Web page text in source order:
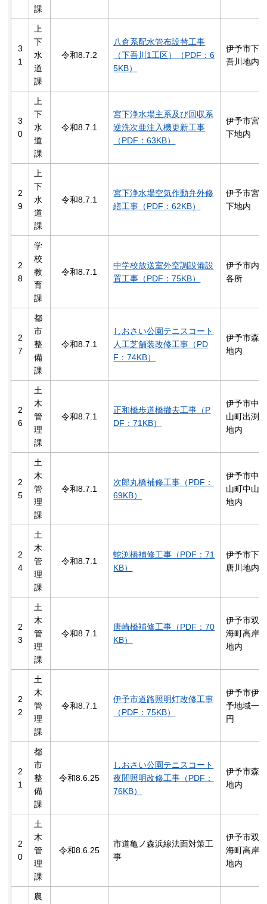
課
3
1
上
下
水
道
課
令和8.7.2
八倉系配水管布設替工事
（下吾川1工区）（PDF：6
5KB）
伊予市下
吾川地内
3
0
上
下
水
道
課
令和8.7.1
宮下浄水場主系及び回収系
逆洗次亜注入機更新工事
（PDF：63KB）
伊予市宮
下地内
2
9
上
下
水
道
課
令和8.7.1
宮下浄水場空気作動弁外修
繕工事（PDF：62KB）
伊予市宮
下地内
2
8
学
校
教
育
課
令和8.7.1
中学校放送室外空調設備設
置工事（PDF：75KB）
伊予市内
各所
2
7
都
市
整
備
課
令和8.7.1
しおさい公園テニスコート
人工芝舗装改修工事（PD
F：74KB）
伊予市森
地内
2
6
土
木
管
理
課
令和8.7.1
正和橋歩道橋撤去工事（P
DF：71KB）
伊予市中
山町出渕
地内
2
5
土
木
管
理
課
令和8.7.1
次郎丸橋補修工事（PDF：
69KB）
伊予市中
山町中山
地内
2
4
土
木
管
理
課
令和8.7.1
蛇渕橋補修工事（PDF：71
KB）
伊予市下
唐川地内
2
3
土
木
管
理
課
令和8.7.1
唐崎橋補修工事（PDF：70
KB）
伊予市双
海町高岸
地内
2
2
土
木
管
理
課
令和8.7.1
伊予市道路照明灯改修工事
（PDF：75KB）
伊予市伊
予地域一
円
2
1
都
市
整
備
課
令和8.6.25
しおさい公園テニスコート
夜間照明改修工事（PDF：
76KB）
伊予市森
地内
2
0
土
木
管
理
課
令和8.6.25
市道亀ノ森浜線法面対策工
事
伊予市双
海町高岸
地内
農